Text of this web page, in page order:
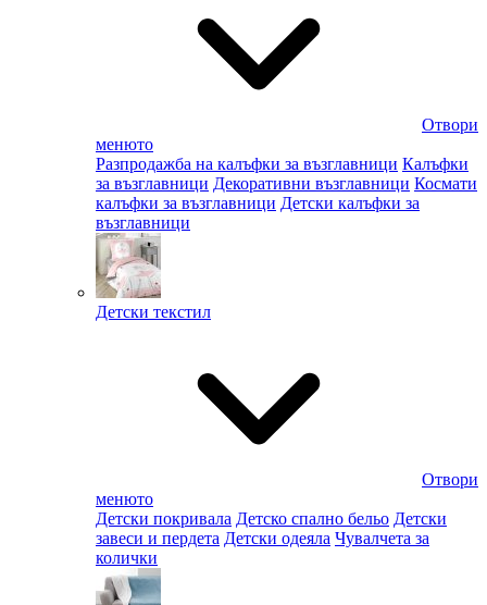
Отвори
менюто
Разпродажба на калъфки за възглавници Калъфки
за възглавници Декоративни възглавници Космати
калъфки за възглавници Детски калъфки за
възглавници
Детски текстил
Отвори
менюто
Детски покривала Детско спално бельо Детски
завеси и пердета Детски одеяла Чувалчета за
колички